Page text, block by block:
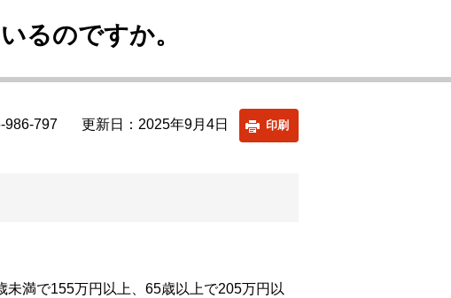
るのですか。
986-797 更新日：2025年9月4日 印刷
満で155万円以上、65歳以上で205万円以